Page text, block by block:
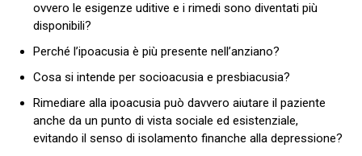
ovvero le esigenze uditive e i rimedi sono diventati più
disponibili?
Perché l’ipoacusia è più presente nell’anziano?
Cosa si intende per socioacusia e presbiacusia?
Rimediare alla ipoacusia può davvero aiutare il paziente
anche da un punto di vista sociale ed esistenziale,
evitando il senso di isolamento finanche alla depressione?